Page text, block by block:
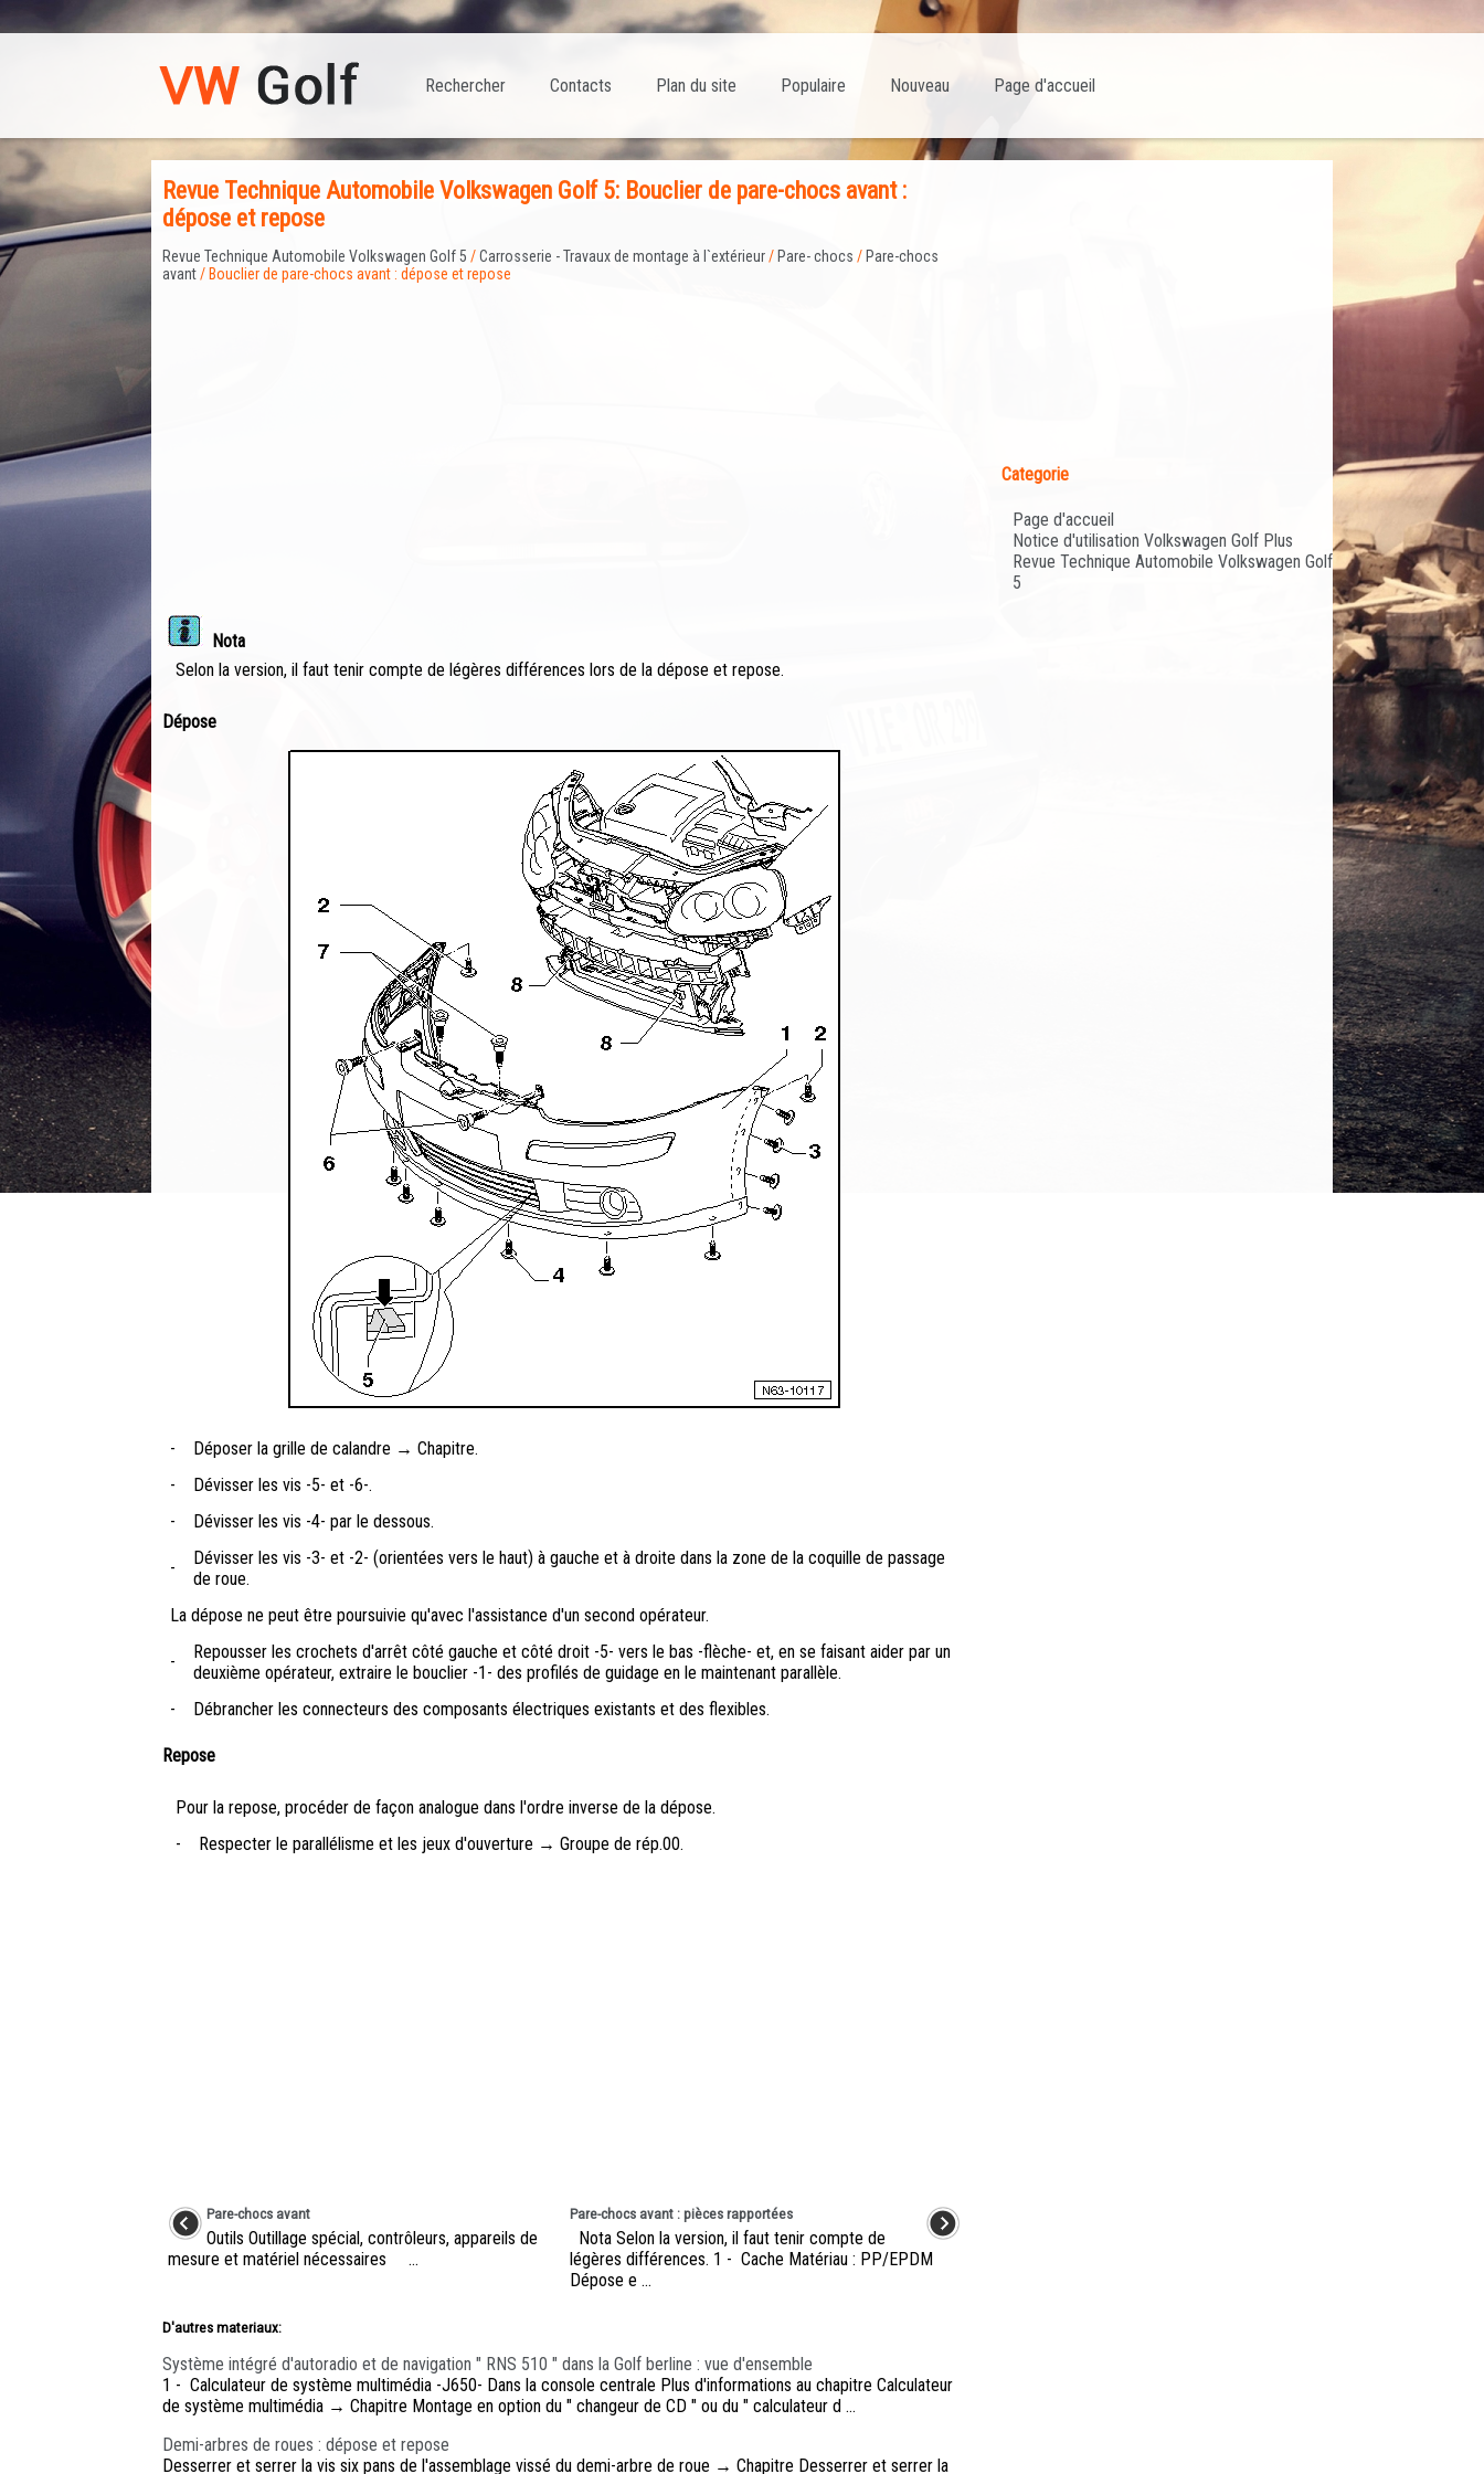
Page d'accueil
Nouveau
Populaire
Plan du site
Contacts
Rechercher
Revue Technique Automobile Volkswagen Golf 5: Bouclier de pare-chocs avant :
dépose et repose
Revue Technique Automobile Volkswagen Golf 5 /Carrosserie - Travaux de montage à l`extérieur/ Pare- chocs / Pare-chocs
avant/ Bouclier de pare-chocs avant : dépose et repose
Nota
Selon la version, il faut tenir compte de légères différences lors de la dépose et repose.
Dépose
-
Déposer la grille de calandre → Chapitre.
-
Dévisser les vis -5- et -6-.
-
Dévisser les vis -4- par le dessous.
-
Dévisser les vis -3- et -2- (orientées vers le haut) à gauche et à droite dans la zone de la coquille de passage
de roue.
La dépose ne peut être poursuivie qu'avec l'assistance d'un second opérateur.
-
Repousser les crochets d'arrêt côté gauche et côté droit -5- vers le bas -flèche- et, en se faisant aider par un
deuxième opérateur, extraire le bouclier -1- des profilés de guidage en le maintenant parallèle.
-
Débrancher les connecteurs des composants électriques existants et des flexibles.
Repose
Pour la repose, procéder de façon analogue dans l'ordre inverse de la dépose.
-
Respecter le parallélisme et les jeux d'ouverture → Groupe de rép.00.
Pare-chocs avant
Outils Outillage spécial, contrôleurs, appareils de
mesure et matériel nécessaires ...
Pare-chocs avant : pièces rapportées
Nota Selon la version, il faut tenir compte de
légères différences. 1 - Cache Matériau : PP/EPDM
Dépose e ...
D'autres materiaux:
Système intégré d'autoradio et de navigation " RNS 510 " dans la Golf berline : vue d'ensemble
1 - Calculateur de système multimédia -J650- Dans la console centrale Plus d'informations au chapitre Calculateur
de système multimédia → Chapitre Montage en option du " changeur de CD " ou du " calculateur d ...
Demi-arbres de roues : dépose et repose
Desserrer et serrer la vis six pans de l'assemblage vissé du demi-arbre de roue → Chapitre Desserrer et serrer la
Categorie
Page d'accueil
Notice d'utilisation Volkswagen Golf Plus
Revue Technique Automobile Volkswagen Golf
5